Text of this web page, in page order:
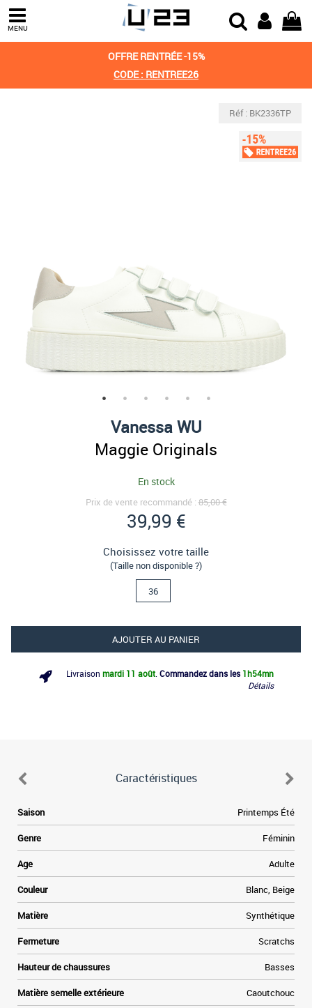
MENU
OFFRE RENTRÉE -15%
CODE : RENTREE26
Réf : BK2336TP
Vanessa WU
Maggie Originals
En stock
Prix de vente recommandé :85,00 €
39,99 €
Choisissez votre taille
(Taille non disponible ?)
36
AJOUTER AU PANIER
Livraison mardi 11 août. Commandez dans les 1h54mn
Détails
Caractéristiques
Saison Printemps Été
Genre Féminin
Age Adulte
Couleur Blanc, Beige
Matière Synthétique
Fermeture Scratchs
Hauteur de chaussures Basses
Matière semelle extérieure Caoutchouc